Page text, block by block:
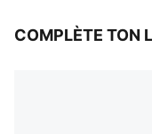
COMPLÈTE TON